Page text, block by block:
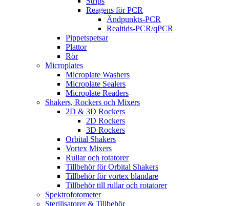
Reagens för PCR
Ändpunkts-PCR
Realtids-PCR/qPCR
Pippetspetsar
Plattor
Rör
Microplates
Microplate Washers
Microplate Sealers
Microplate Readers
Shakers, Rockers och Mixers
2D & 3D Rockers
2D Rockers
3D Rockers
Orbital Shakers
Vortex Mixers
Rullar och rotatorer
Tillbehör för Orbital Shakers
Tillbehör för vortex blandare
Tillbehör till rullar och rotatorer
Spektrofotometer
Sterilisatorer & Tillbehör